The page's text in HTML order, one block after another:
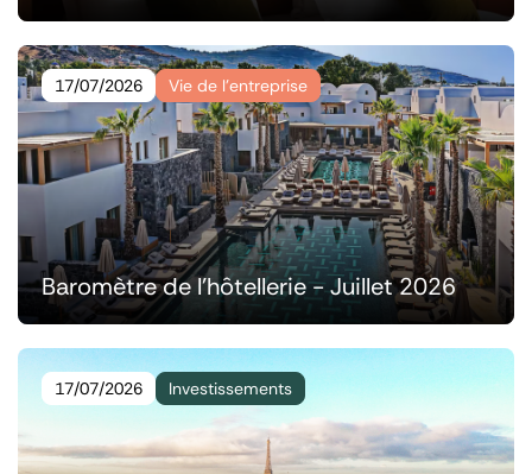
17/07/2026 Vie de l’entreprise
Baromètre de l'hôtellerie - Juillet 2026
17/07/2026 Investissements